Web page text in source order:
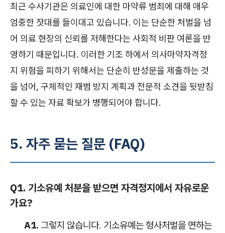
최근 수사기관은 의료인에 대한 마약류 범죄에 대해 매우
엄중한 잣대를 들이대고 있습니다. 이는 단순한 처벌을 넘
어 의료 현장의 신뢰를 저해한다는 사회적 비판 여론을 반
영하기 때문입니다. 이러한 기조 하에서 의사마약자격정
지 위험을 피하기 위해서는 단순히 반성문을 제출하는 것
을 넘어, 구체적인 재범 방지 계획과 전문적 소견을 뒷받침
할 수 있는 자료 확보가 병행되어야 합니다.
5. 자주 묻는 질문 (FAQ)
Q1. 기소유예 처분을 받으면 자격정지에서 자유로운
가요?
A1. 그렇지 않습니다. 기소유예는 형사처벌을 면하는